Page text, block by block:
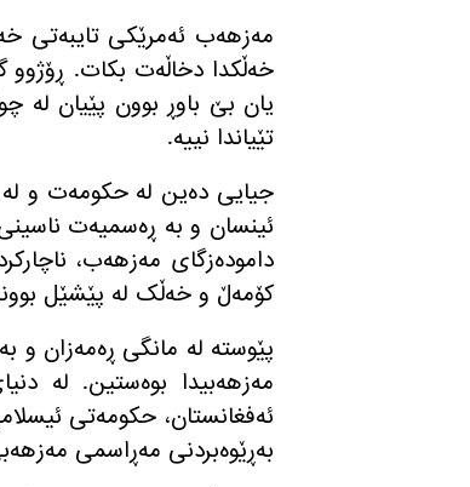
مەزهەب ئەمرێکی تایبەتی
خەڵکدا دخاڵەت بکات. ڕۆژوو
یان بێ باوڕ بوون پێیان لە
تێیاندا نییە.
جیایی دەین لە حکومەت و لە
ئینسان و بە ڕەسمیەت
دامودەزگای مەزهەب،
کۆمەڵ و خەڵک لە پێشێل
پێوستە لە مانگی ڕەمەزان و
مەزهەبیدا بوەستین. لە
ئەفغانستان، حکومەتی
بەڕێوەبردنی مه‌ڕاسمی